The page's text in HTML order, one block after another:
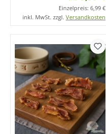
Einzelpreis: 6,99 €
inkl. MwSt. zzgl. Versandkosten